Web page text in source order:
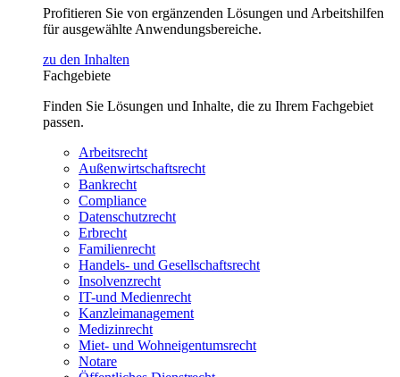
Profitieren Sie von ergänzenden Lösungen und Arbeitshilfen
für ausgewählte Anwendungsbereiche.
zu den Inhalten
Fachgebiete
Finden Sie Lösungen und Inhalte, die zu Ihrem Fachgebiet
passen.
Arbeitsrecht
Außenwirtschaftsrecht
Bankrecht
Compliance
Datenschutzrecht
Erbrecht
Familienrecht
Handels- und Gesellschaftsrecht
Insolvenzrecht
IT-und Medienrecht
Kanzleimanagement
Medizinrecht
Miet- und Wohneigentumsrecht
Notare